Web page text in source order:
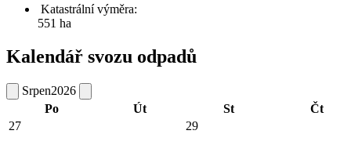
Katastrální výměra:
551 ha
Kalendář svozu odpadů
Srpen2026
Po
Út St
Čt
27
29